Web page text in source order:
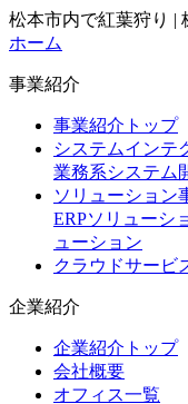
松本市内で紅葉狩り |
ホーム
事業紹介
事業紹介トップ
システムインテ
業務系システム
ソリューション
ERPソリューシ
ューション
クラウドサービ
企業紹介
企業紹介トップ
会社概要
オフィス一覧